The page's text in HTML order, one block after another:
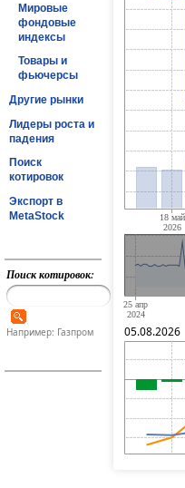
Мировые
фондовые
индексы
Товары и
фьючерсы
Другие рынки
Лидеры роста и
падения
Поиск
котировок
Экспорт в
MetaStock
Поиск котировок:
Например: Газпром 05.08.2026